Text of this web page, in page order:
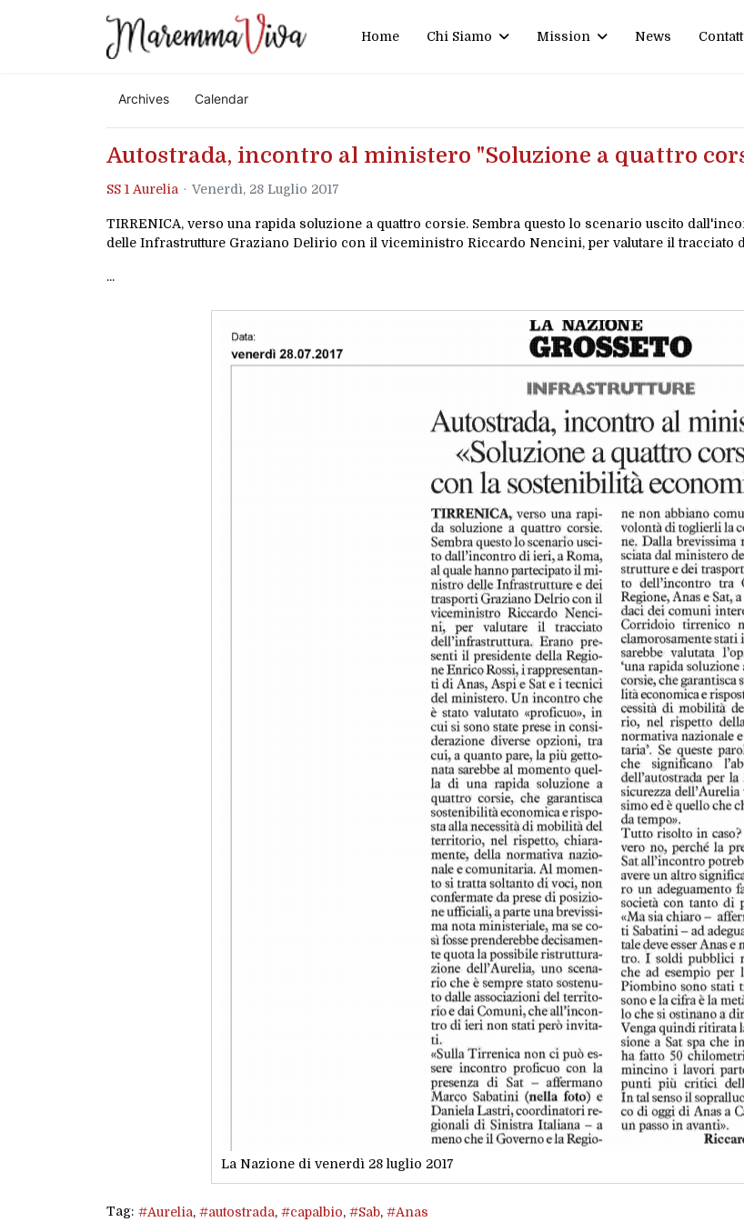
Home Chi Siamo Mission News
Archives Calendar
Autostrada, incontro al ministero "Soluzione a quattro
SS 1 Aurelia Venerdì, 28 Luglio 2017
TIRRENICA, verso una rapida soluzione a quattro corsie. Sembra questo lo scenario uscito
delle Infrastrutture Graziano Delirio con il viceministro Riccardo Nencini, per valutare il tracciato
...
La Nazione di venerdì 28 luglio 2017
Tag: Aurelia autostrada capalbio Sab Anas